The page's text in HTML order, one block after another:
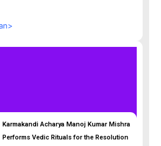
Karmakandi Acharya Manoj Kumar Mishra
Performs Vedic Rituals for the Resolution